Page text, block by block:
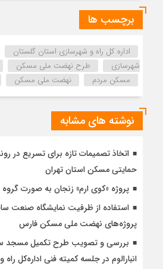
برچسب ها
اداره كل راه و شهرسازي استان گلستان
شهرسازی
طرح نهضت ملی مسکن
مسکن مردم
نهضت ملی مسکن
نوشته های مشابه
اتخاذ تصمیمات تازه برای تسریع در
حمایتی مسکن استان تهران
پروژه «کوی ارم» زنجان به صورت
استفاده از ظرفیت نمایشگاه صنعت
پروژه‌های نهضت ملی مسکن فارس
بررسی و تصویب طرح تکمیل مسجد
انبارالوم در جلسه کمیته فنی اداره‌کل